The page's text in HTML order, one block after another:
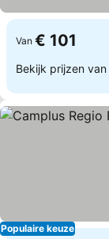
Van € 101
Bekijk prijzen van
Populaire keuze